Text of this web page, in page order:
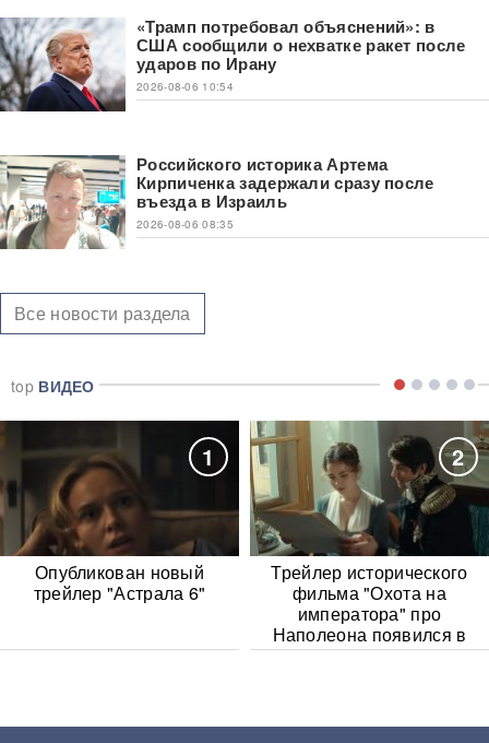
«Трамп потребовал объяснений»: в
США сообщили о нехватке ракет после
ударов по Ирану
2026-08-06 10:54
Российского историка Артема
Кирпиченка задержали сразу после
въезда в Израиль
2026-08-06 08:35
Все новости раздела
top ВИДЕО
1
Опубликован новый
трейлер "Астрала 6"
2
Трейлер исторического
фильма "Охота на
императора" про
Наполеона появился в
Сети